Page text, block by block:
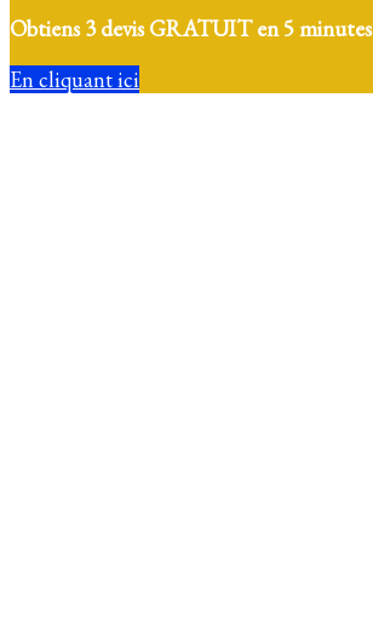
Obtiens 3 devis GRATUIT en 5 minutes
En cliquant ici